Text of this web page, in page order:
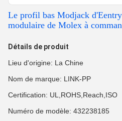
Le profil bas Modjack
modulaire de Molex à
Détails de produit
Lieu d'origine: La Chine
Nom de marque: LINK-PP
Certification: UL,ROHS,Reach,ISO
Numéro de modèle: 432238185